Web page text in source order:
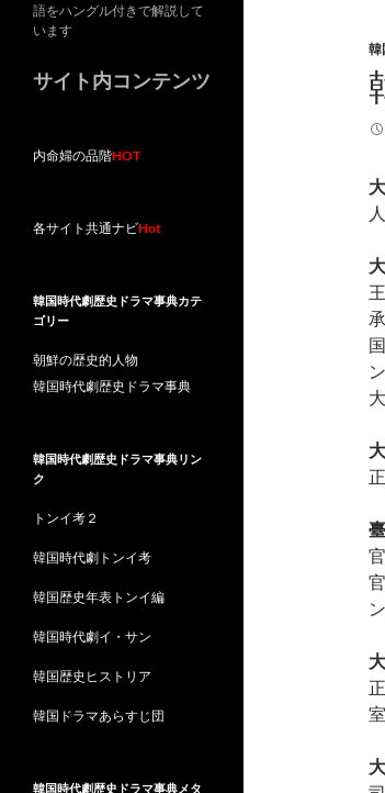
韓
語をハングル付きで解説して
います
サイト内コンテンツ
内命婦の品階HOT
各サイト共通ナビHot
韓国時代劇歴史ドラマ事典カテ
ゴリー
朝鮮の歴史的人物
韓国時代劇歴史ドラマ事典
韓国時代劇歴史ドラマ事典リン
ク
トンイ考２
韓国時代劇トンイ考
韓国歴史年表トンイ編
韓国時代劇イ・サン
韓国歴史ヒストリア
韓国ドラマあらすじ団
韓国時代劇歴史ドラマ事典メタ